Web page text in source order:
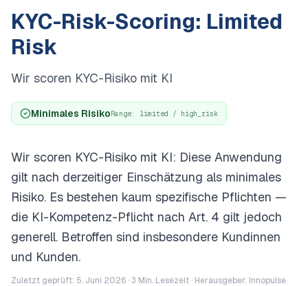
KYC-Risk-Scoring: Limited
Risk
Wir scoren KYC-Risiko mit KI
Minimales RisikoRange: limited / high_risk
Wir scoren KYC-Risiko mit KI: Diese Anwendung
gilt nach derzeitiger Einschätzung als minimales
Risiko. Es bestehen kaum spezifische Pflichten —
die KI-Kompetenz-Pflicht nach Art. 4 gilt jedoch
generell. Betroffen sind insbesondere Kundinnen
und Kunden.
Zuletzt geprüft: 5. Juni 2026 ·3 Min. Lesezeit · Herausgeber: Innopulse